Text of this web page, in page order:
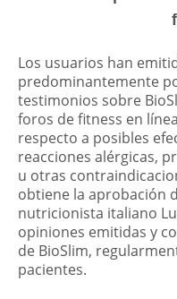
Los usuarios han
predominantemente
testimonios sobre
foros de fitness en
respecto a posibles
reacciones alérgicas,
u otras
obtiene la aprobación
nutricionista italiano
opiniones emitidas y
de BioSlim,
pacientes.